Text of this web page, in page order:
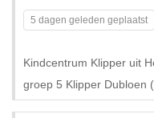
Tijdelijk met uitzicht op
5 dagen geleden geplaatst
Kindcentrum Klipper uit
groep 5 Klipper Dubloen